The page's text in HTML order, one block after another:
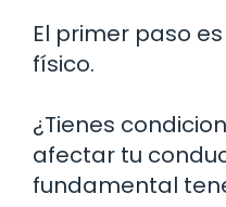
El primer paso
físico.
¿Tienes
afectar tu
fundamental